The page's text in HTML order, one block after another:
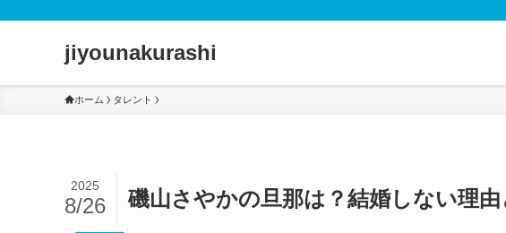
jiyounakurashi
ホーム タレント
磯山さやかの旦那は？結婚しない理由
2025
8/26